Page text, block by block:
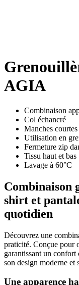
AGIA
Combinaison
Col échancré
Manches courtes
Utilisation en
Fermeture zip
Tissu haut et
Lavage à 60°C
Combinaison
shirt et
quotidien
Découvrez une
praticité. Conçue pour
garantissant un
son design moderne et
Une apparence